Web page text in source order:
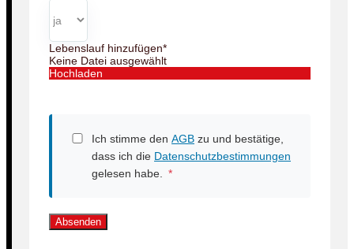
Lebenslauf hinzufügen*
Keine Datei ausgewählt
Hochladen
Ich stimme den AGB zu und bestätige,
dass ich die Datenschutzbestimmungen
gelesen habe. *
Absenden